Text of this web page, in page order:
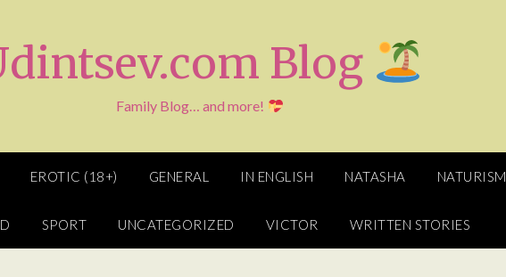
Blog
Family Blog… and more!
EROTIC (18+) GENERAL IN ENGLISH NATASHA NATURISM
SPORT UNCATEGORIZED VICTOR WRITTEN STORIES